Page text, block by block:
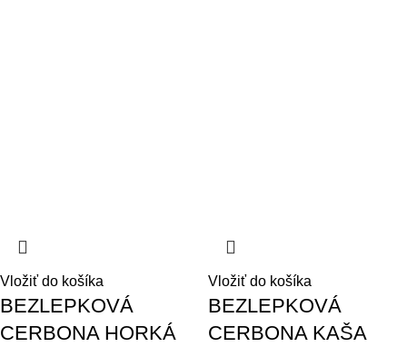
Vložiť do košíka
BEZLEPKOVÁ
CERBONA HORKÁ
Vložiť do košíka
BEZLEPKOVÁ
CERBONA KAŠA